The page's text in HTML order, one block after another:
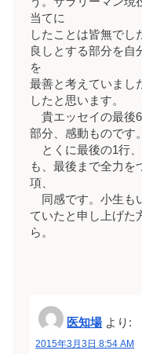
当てに
したことは皆無でし
良しとする部分を自
を
最善と考えていまし
したと思います。
貴エッセイの最後
部分、感動ものです。
とくに最後の1行
も、最後まで全力を
項、
同感です。小生も
ていたと申し上げた
ら。
医知場 より:
2015年3月3日 8:54 AM